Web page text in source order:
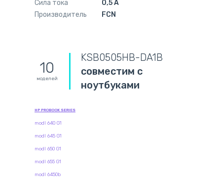
Сила тока
0,5 А
Производитель
FCN
10
моделей
KSB0505HB-DA1B
совместим с
ноутбуками
HP PROBOOK SERIES
modl 640 G1
modl 645 G1
modl 650 G1
modl 655 G1
modl 6450b